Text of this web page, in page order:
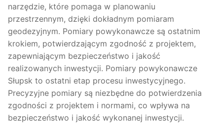
narzędzie, które pomaga w planowaniu
przestrzennym, dzięki dokładnym pomiaram
geodezyjnym. Pomiary powykonawcze są ostatnim
krokiem, potwierdzającym zgodność z projektem,
zapewniającym bezpieczeństwo i jakość
realizowanych inwestycji. Pomiary powykonawcze
Słupsk to ostatni etap procesu inwestycyjnego.
Precyzyjne pomiary są niezbędne do potwierdzenia
zgodności z projektem i normami, co wpływa na
bezpieczeństwo i jakość wykonanej inwestycji.